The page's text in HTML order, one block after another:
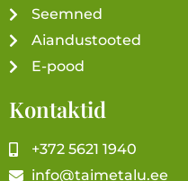
Seemned
Aiandustooted
E-pood
Kontaktid
+372 5621 1940
info@taimetalu.ee